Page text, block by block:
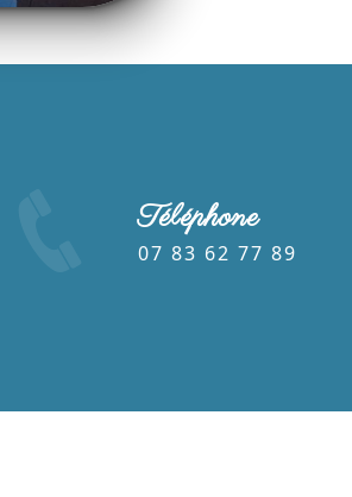
Téléphone
07 83 62 77 89